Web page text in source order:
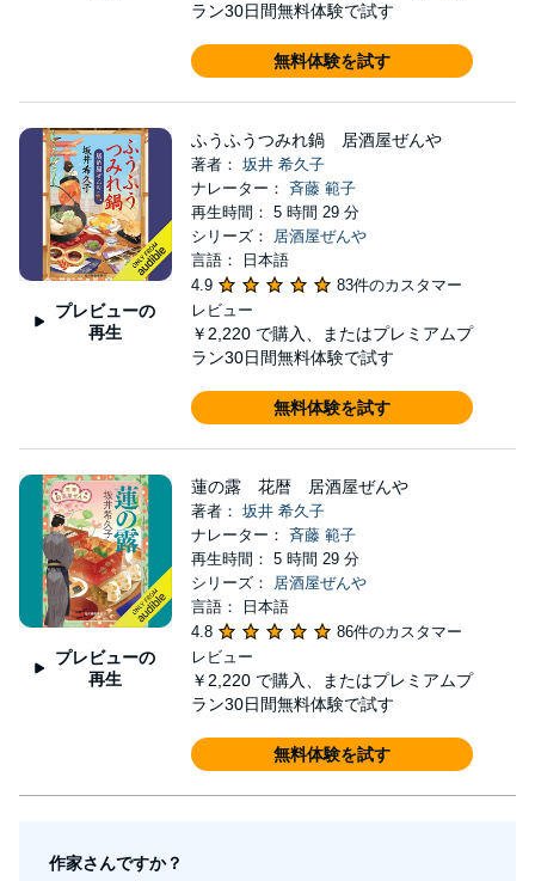
ラン30日間無料体験で試す
無料体験を試す
プレビューの
再生
ふうふうつみれ鍋 居酒屋ぜんや
著者： 坂井 希久子
ナレーター： 斉藤 範子
再生時間： 5 時間 29 分
シリーズ： 居酒屋ぜんや
言語： 日本語
4.9
83件のカスタマー
レビュー
￥2,220 で購入、またはプレミアムプ
ラン30日間無料体験で試す
無料体験を試す
プレビューの
再生
蓮の露 花暦 居酒屋ぜんや
著者： 坂井 希久子
ナレーター： 斉藤 範子
再生時間： 5 時間 29 分
シリーズ： 居酒屋ぜんや
言語： 日本語
4.8
86件のカスタマー
レビュー
￥2,220 で購入、またはプレミアムプ
ラン30日間無料体験で試す
無料体験を試す
作家さんですか？